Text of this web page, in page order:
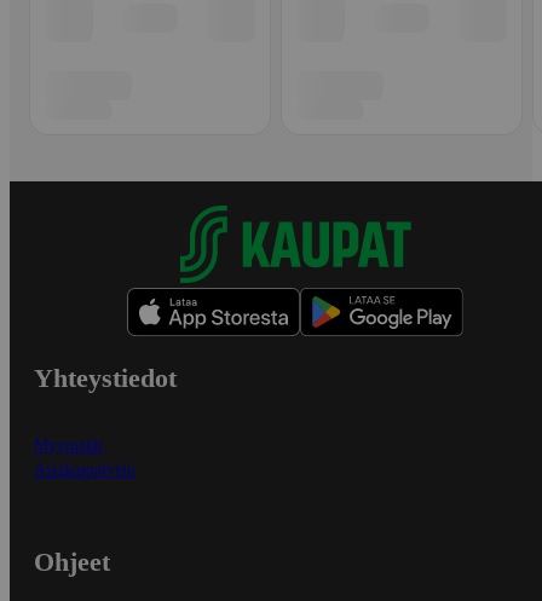
Yhteystiedot
Myymälät
Asiakaspalvelu
Ohjeet